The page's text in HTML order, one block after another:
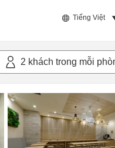
Tiếng Việt
2 khách trong mỗi